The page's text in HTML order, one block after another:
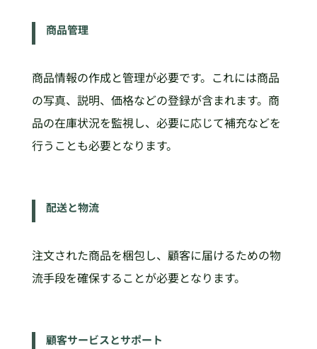
商品管理
商品情報の作成と管理が必要です。これには商品
の写真、説明、価格などの登録が含まれます。商
品の在庫状況を監視し、必要に応じて補充などを
行うことも必要となります。
配送と物流
注文された商品を梱包し、顧客に届けるための物
流手段を確保することが必要となります。
顧客サービスとサポート